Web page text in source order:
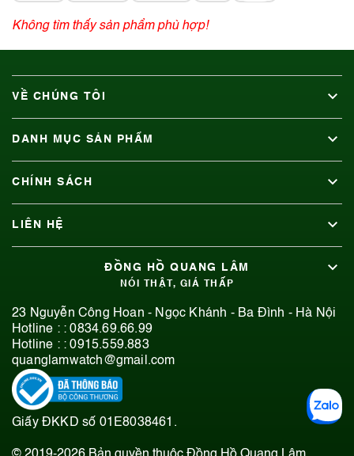
Không tìm thấy sản phẩm phù hợp!
VỀ CHÚNG TÔI
DANH MỤC SẢN PHẨM
CHÍNH SÁCH
LIÊN HỆ
ĐỒNG HỒ QUANG LÂM
NÓI THẬT, GIÁ THẤP
23 Nguyễn Công Hoan - Ngọc Khánh - Ba Đình - Hà Nội
Hotline : :0834.69.66.99
Hotline : :0915.559.883
quanglamwatch@gmail.com
Giấy ĐKKD số 01E8038461.